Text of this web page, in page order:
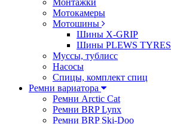
Монтажки
Мотокамеры
Мотошины
Шины X-GRIP
Шины PLEWS TYRES
Муссы, тублисс
Насосы
Спицы, комплект спиц
Ремни вариатора
Ремни Arctic Cat
Ремни BRP Lynx
Ремни BRP Ski-Doo